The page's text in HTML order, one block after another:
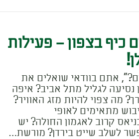
כיף בצפון – פעילות
אתם בוודאי שואלים את
לגליל מתל אביב? איפה
מה צפוי להיות מזג האוויר?
מתאימים לאופי
קרוב לאגמון החולה? יש
לשלב שייט בירדן? מורשת…